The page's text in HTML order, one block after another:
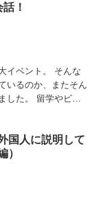
！
イベント。 そんな
いるのか、またそん
した。 留学やビジ
国人に説明して
）